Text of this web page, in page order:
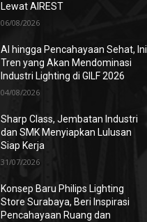
Lewat AIREST
06/08/2026
AI hingga Pencahayaan Sehat, Ini
Tren yang Akan Mendominasi
Industri Lighting di GILF 2026
04/08/2026
Sharp Class, Jembatan Industri
dan SMK Menyiapkan Lulusan
Siap Kerja
31/07/2026
Konsep Baru Philips Lighting
Store Surabaya, Beri Inspirasi
Pencahayaan Ruang dan